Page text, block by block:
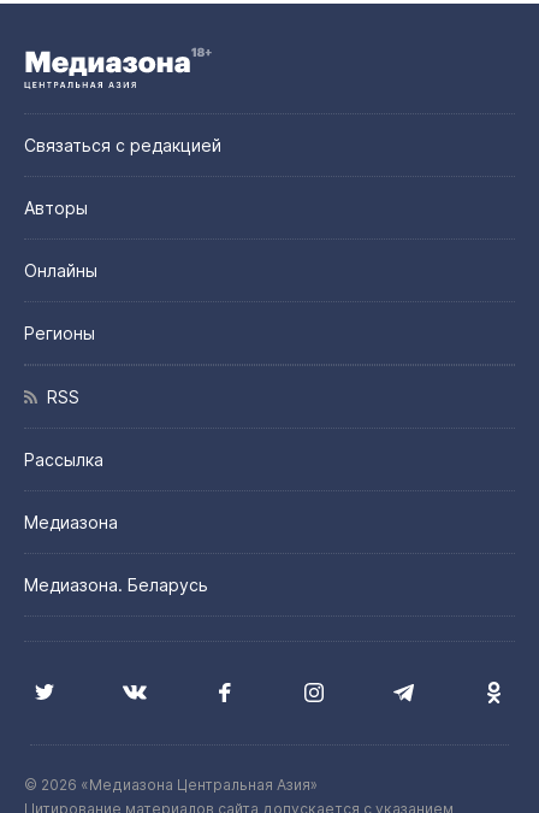
Связаться с редакцией
Авторы
Онлайны
Регионы
RSS
Рассылка
Медиазона
Медиазона. Беларусь
© 2026 «Медиазона Центральная Азия»
Цитирование материалов сайта допускается с указанием